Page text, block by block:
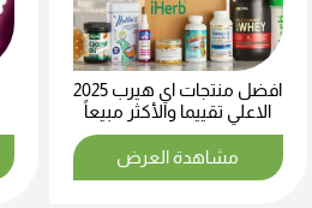
افضل منتجات اي هيرب 2025
الاعلي تقييما والأكثر مبيعاً
مشاهدة العرض